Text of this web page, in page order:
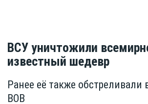
ВСУ уничтожили
известный шедевр
Ранее её также обстреливали
ВОВ